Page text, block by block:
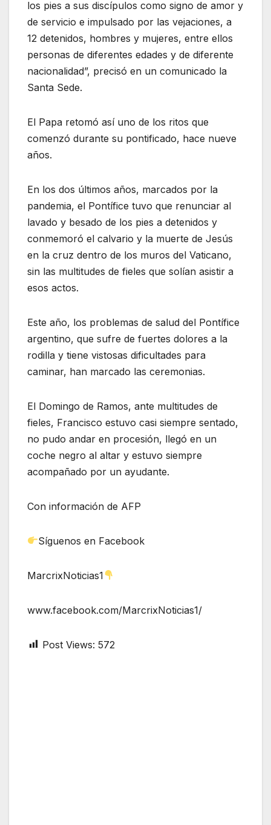
los pies a sus discípulos como signo de amor y
de servicio e impulsado por las vejaciones, a
12 detenidos, hombres y mujeres, entre ellos
personas de diferentes edades y de diferente
nacionalidad”, precisó en un comunicado la
Santa Sede.
El Papa retomó así uno de los ritos que
comenzó durante su pontificado, hace nueve
años.
En los dos últimos años, marcados por la
pandemia, el Pontífice tuvo que renunciar al
lavado y besado de los pies a detenidos y
conmemoró el calvario y la muerte de Jesús
en la cruz dentro de los muros del Vaticano,
sin las multitudes de fieles que solían asistir a
esos actos.
Este año, los problemas de salud del Pontífice
argentino, que sufre de fuertes dolores a la
rodilla y tiene vistosas dificultades para
caminar, han marcado las ceremonias.
El Domingo de Ramos, ante multitudes de
fieles, Francisco estuvo casi siempre sentado,
no pudo andar en procesión, llegó en un
coche negro al altar y estuvo siempre
acompañado por un ayudante.
Con información de AFP
Síguenos en Facebook
MarcrixNoticias1
www.facebook.com/MarcrixNoticias1/
Post Views: 572